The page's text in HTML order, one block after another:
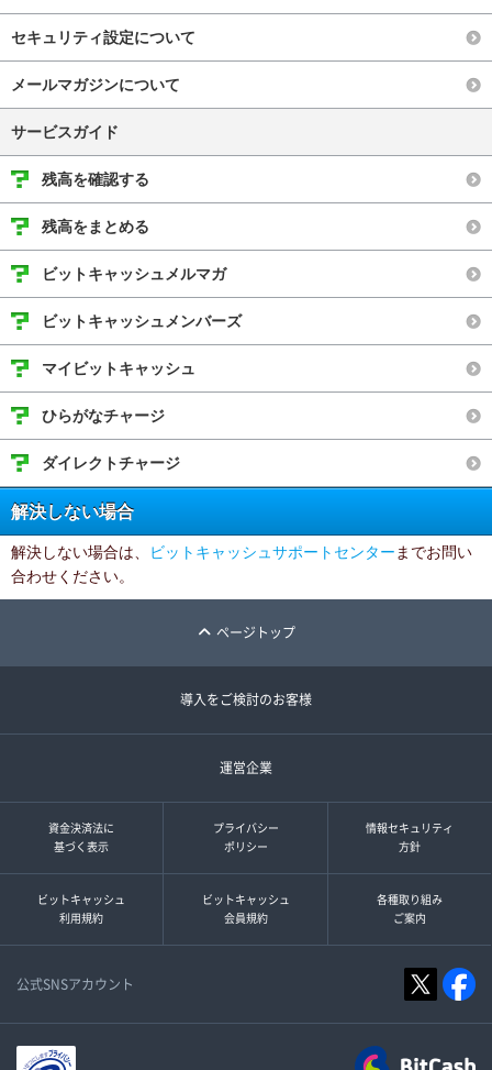
セキュリティ設定について
メールマガジンについて
サービスガイド
残高を確認する
残高をまとめる
ビットキャッシュメルマガ
ビットキャッシュメンバーズ
マイビットキャッシュ
ひらがなチャージ
ダイレクトチャージ
解決しない場合
解決しない場合は、 ビットキャッシュサポートセンター までお問い
合わせください。
ページトップ
導入をご検討のお客様
運営企業
資金決済法に
基づく表示
プライバシー
ポリシー
情報セキュリティ
方針
ビットキャッシュ
利用規約
ビットキャッシュ
会員規約
各種取り組み
ご案内
公式SNSアカウント